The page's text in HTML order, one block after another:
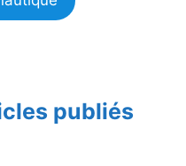
publiés